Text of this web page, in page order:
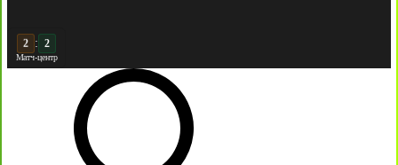
: 2
Матч-центр